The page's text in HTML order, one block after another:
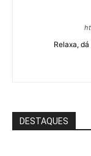
Relaxa,
DESTAQUES